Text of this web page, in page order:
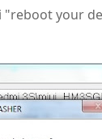
"reboot your